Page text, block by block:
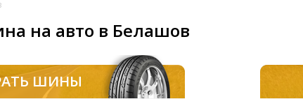
на авто в Белашов
ШИНЫ